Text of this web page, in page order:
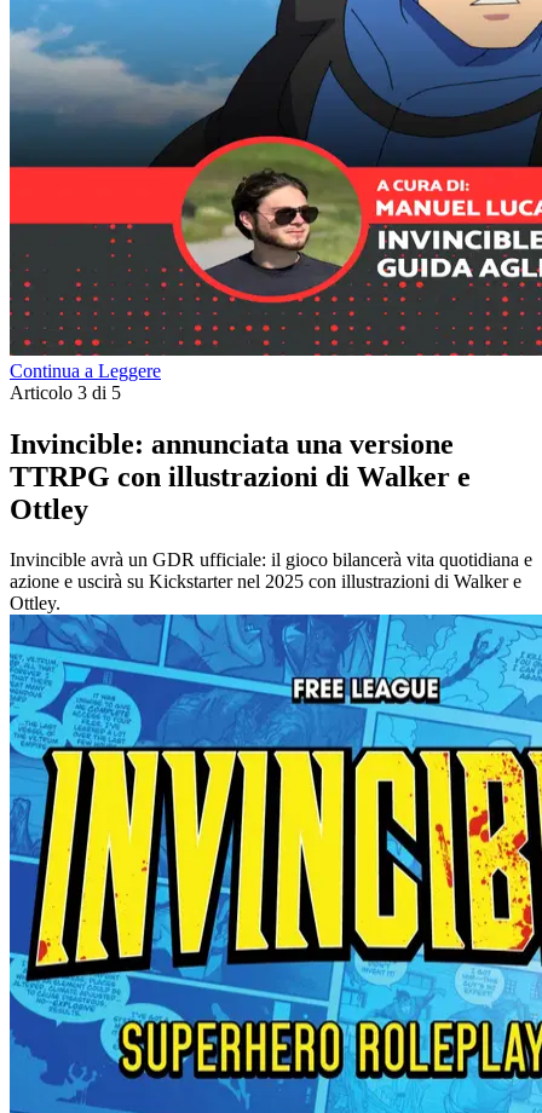
Continua a Leggere
Articolo 3 di 5
Invincible: annunciata una versione
TTRPG con illustrazioni di Walker e
Ottley
Invincible avrà un GDR ufficiale: il gioco bilancerà vita quotidiana e
azione e uscirà su Kickstarter nel 2025 con illustrazioni di Walker e
Ottley.